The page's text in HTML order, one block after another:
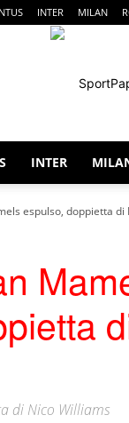
INTER MILAN
INTER
espulso, doppietta di
di Nico Williams